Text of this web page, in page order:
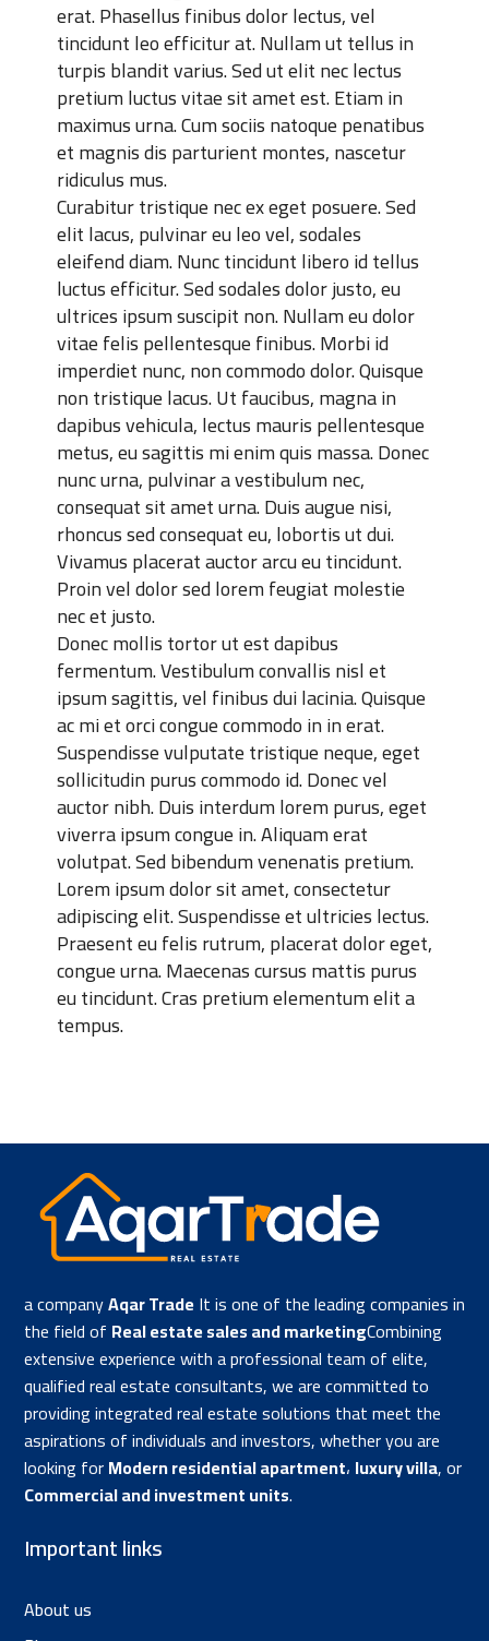
erat. Phasellus finibus dolor lectus, vel
tincidunt leo efficitur at. Nullam ut tellus in
turpis blandit varius. Sed ut elit nec lectus
pretium luctus vitae sit amet est. Etiam in
maximus urna. Cum sociis natoque penatibus
et magnis dis parturient montes, nascetur
ridiculus mus.
Curabitur tristique nec ex eget posuere. Sed
elit lacus, pulvinar eu leo vel, sodales
eleifend diam. Nunc tincidunt libero id tellus
luctus efficitur. Sed sodales dolor justo, eu
ultrices ipsum suscipit non. Nullam eu dolor
vitae felis pellentesque finibus. Morbi id
imperdiet nunc, non commodo dolor. Quisque
non tristique lacus. Ut faucibus, magna in
dapibus vehicula, lectus mauris pellentesque
metus, eu sagittis mi enim quis massa. Donec
nunc urna, pulvinar a vestibulum nec,
consequat sit amet urna. Duis augue nisi,
rhoncus sed consequat eu, lobortis ut dui.
Vivamus placerat auctor arcu eu tincidunt.
Proin vel dolor sed lorem feugiat molestie
nec et justo.
Donec mollis tortor ut est dapibus
fermentum. Vestibulum convallis nisl et
ipsum sagittis, vel finibus dui lacinia. Quisque
ac mi et orci congue commodo in in erat.
Suspendisse vulputate tristique neque, eget
sollicitudin purus commodo id. Donec vel
auctor nibh. Duis interdum lorem purus, eget
viverra ipsum congue in. Aliquam erat
volutpat. Sed bibendum venenatis pretium.
Lorem ipsum dolor sit amet, consectetur
adipiscing elit. Suspendisse et ultricies lectus.
Praesent eu felis rutrum, placerat dolor eget,
congue urna. Maecenas cursus mattis purus
eu tincidunt. Cras pretium elementum elit a
tempus.
a companyAqar TradeIt is one of the leading companies in
the field of Real estate sales and marketingCombining
extensive experience with a professional team of elite,
qualified real estate consultants, we are committed to
providing integrated real estate solutions that meet the
aspirations of individuals and investors, whether you are
looking forModern residential apartment، luxury villa, or
Commercial and investment units.
Important links
About us